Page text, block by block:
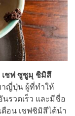
เชฟ ซูซูมุ ชิมิสึ
าญี่ปุ่น ผู้ที่ทำให้
รวดเร็ว และมีชื่อ
ดือน เชฟชิมิสึได้นำ